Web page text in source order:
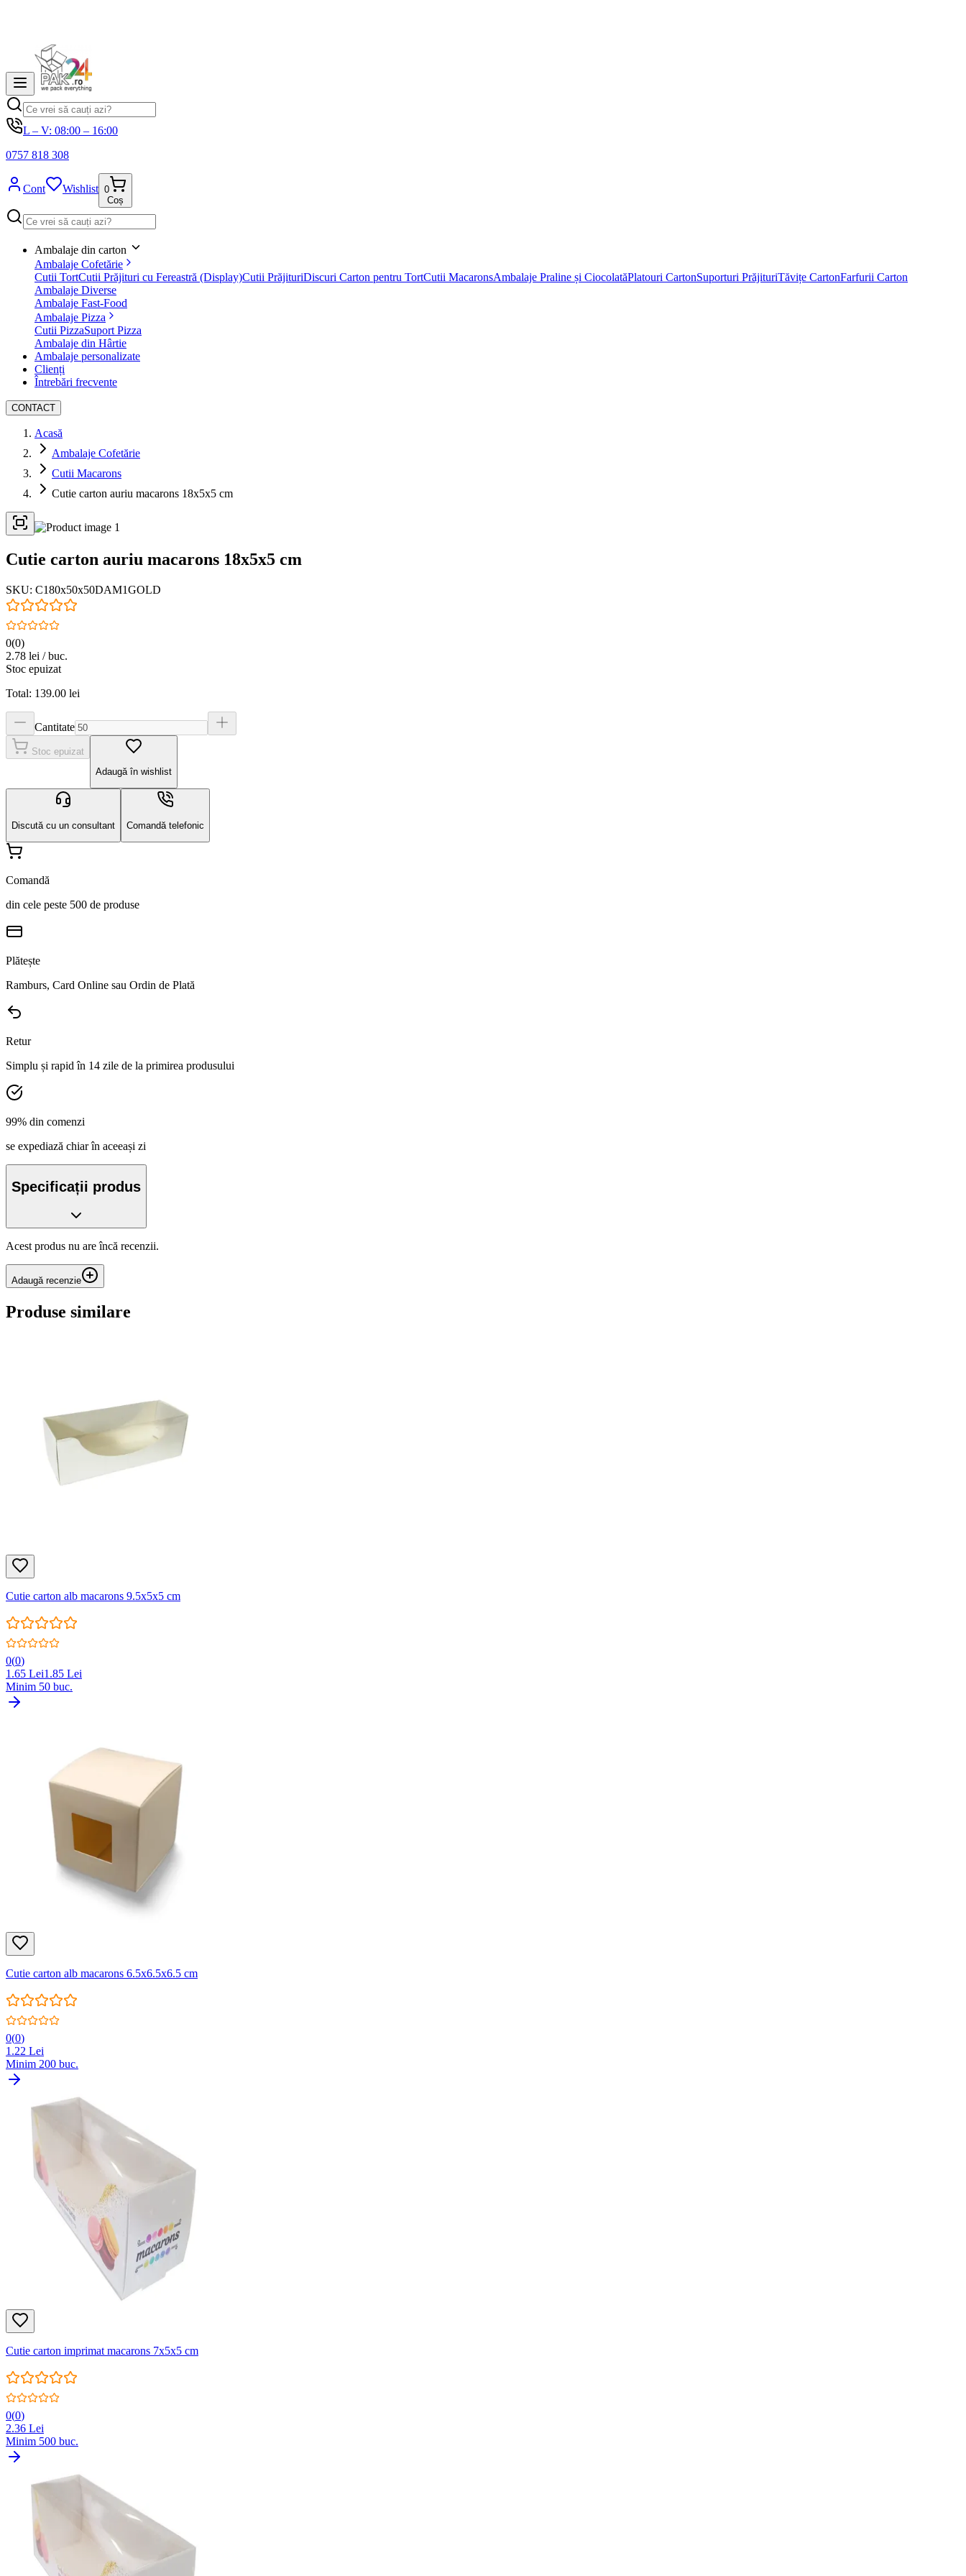
L – V: 08:00 – 16:00
0757 818 308
Cont Wishlist 0
Coș
Ambalaje din carton
Ambalaje Cofetărie
Cutii TortCutii Prăjituri cu Fereastră (Display)Cutii PrăjituriDiscuri Carton pentru TortCutii MacaronsAmbalaje Praline și CiocolatăPlatouri CartonSuporturi PrăjituriTăvițe CartonFarfurii Carton
Ambalaje Diverse
Ambalaje Fast-Food
Ambalaje Pizza
Cutii PizzaSuport Pizza
Ambalaje din Hârtie
Ambalaje personalizate
Clienți
Întrebări frecvente
CONTACT
Acasă
Ambalaje Cofetărie
Cutii Macarons
Cutie carton auriu macarons 18x5x5 cm
Cutie carton auriu macarons 18x5x5 cm
SKU: C180x50x50DAM1GOLD
0(0)
2.78 lei / buc.
Stoc epuizat
Total: 139.00 lei
Cantitate
Stoc epuizat
Adaugă în wishlist
Discută cu un consultant Comandă telefonic
Comandă
din cele peste 500 de produse
Plătește
Ramburs, Card Online sau Ordin de Plată
Retur
Simplu și rapid în 14 zile de la primirea produsului
99% din comenzi
se expediază chiar în aceeași zi
Specificații produs
Acest produs nu are încă recenzii.
Adaugă recenzie
Produse similare
Cutie carton alb macarons 9.5x5x5 cm
0(0)
1.65 Lei1.85 Lei
Minim 50 buc.
Cutie carton alb macarons 6.5x6.5x6.5 cm
0(0)
1.22 Lei
Minim 200 buc.
Cutie carton imprimat macarons 7x5x5 cm
0(0)
2.36 Lei
Minim 500 buc.